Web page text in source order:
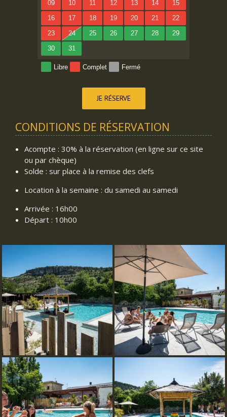
09 10 11 12 13 14 15
16 17 18 19 20 21 22
23 24 25 26 27 28 29
30 31
Libre Complet Fermé
JE RÉSERVE
CONDITIONS DE RÉSERVATION
Acompte : 30% à la réservation (en ligne sur ce site
ou par chèque)
Solde : sur place à la remise des clefs
Location à la semaine : du samedi au samedi
Arrivée : 16h00
Départ : 10h00